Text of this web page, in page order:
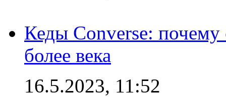
Кеды Converse:
более века
16.5.2023, 11:52